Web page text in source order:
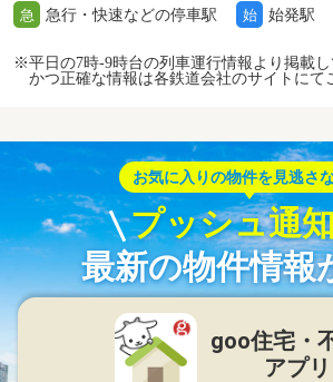
急 急行・快速などの停車駅 始 始発駅
※平日の7時-9時台の列車運行情報より掲載
かつ正確な情報は各鉄道会社のサイトにて
お気に入りの物件を見逃さ
プッシュ通
最新の物件情報
goo住宅・
アプリ